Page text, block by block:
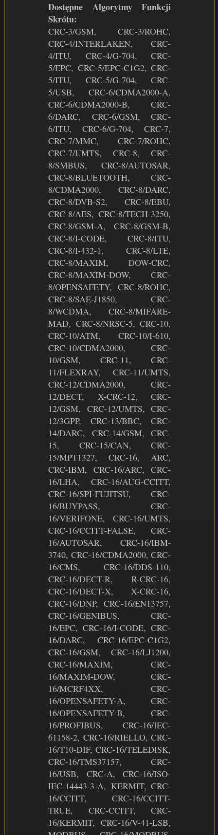
Dostępne Algorytmy Funkcji
Skrótu:
CRC-3/GSM, CRC-3/ROHC,
CRC-4/INTERLAKEN, CRC-
4/ITU, CRC-4/G-704, CRC-
5/EPC, CRC-5/EPC-C1G2, CRC-
5/ITU, CRC-5/G-704, CRC-
5/USB, CRC-6/CDMA2000-A,
CRC-6/CDMA2000-B, CRC-
6/DARC, CRC-6/GSM, CRC-
6/ITU, CRC-6/G-704, CRC-7,
CRC-7/MMC, CRC-7/ROHC,
CRC-7/UMTS, CRC-8, CRC-
8/SMBUS, CRC-8/AUTOSAR,
CRC-8/BLUETOOTH, CRC-
8/CDMA2000, CRC-8/DARC,
CRC-8/DVB-S2, CRC-8/EBU,
CRC-8/AES, CRC-8/TECH-3250,
CRC-8/GSM-A, CRC-8/GSM-B,
CRC-8/I-CODE, CRC-8/ITU,
CRC-8/I-432-1, CRC-8/LTE,
CRC-8/MAXIM, DOW-CRC,
CRC-8/MAXIM-DOW, CRC-
8/OPENSAFETY, CRC-8/ROHC,
CRC-8/SAE-J1850, CRC-
8/WCDMA, CRC-8/MIFARE-
MAD, CRC-8/NRSC-5, CRC-10,
CRC-10/ATM, CRC-10/I-610,
CRC-10/CDMA2000, CRC-
10/GSM, CRC-11, CRC-
11/FLEXRAY, CRC-11/UMTS,
CRC-12/CDMA2000, CRC-
12/DECT, X-CRC-12, CRC-
12/GSM, CRC-12/UMTS, CRC-
12/3GPP, CRC-13/BBC, CRC-
14/DARC, CRC-14/GSM, CRC-
15, CRC-15/CAN, CRC-
15/MPT1327, CRC-16, ARC,
CRC-IBM, CRC-16/ARC, CRC-
16/LHA, CRC-16/AUG-CCITT,
CRC-16/SPI-FUJITSU, CRC-
16/BUYPASS, CRC-
16/VERIFONE, CRC-16/UMTS,
CRC-16/CCITT-FALSE, CRC-
16/AUTOSAR, CRC-16/IBM-
3740, CRC-16/CDMA2000, CRC-
16/CMS, CRC-16/DDS-110,
CRC-16/DECT-R, R-CRC-16,
CRC-16/DECT-X, X-CRC-16,
CRC-16/DNP, CRC-16/EN13757,
CRC-16/GENIBUS, CRC-
16/EPC, CRC-16/I-CODE, CRC-
16/DARC, CRC-16/EPC-C1G2,
CRC-16/GSM, CRC-16/LJ1200,
CRC-16/MAXIM, CRC-
16/MAXIM-DOW, CRC-
16/MCRF4XX, CRC-
16/OPENSAFETY-A, CRC-
16/OPENSAFETY-B, CRC-
16/PROFIBUS, CRC-16/IEC-
61158-2, CRC-16/RIELLO, CRC-
16/T10-DIF, CRC-16/TELEDISK,
CRC-16/TMS37157, CRC-
16/USB, CRC-A, CRC-16/ISO-
IEC-14443-3-A, KERMIT, CRC-
16/CCITT, CRC-16/CCITT-
TRUE, CRC-CCITT, CRC-
16/KERMIT, CRC-16/V-41-LSB,